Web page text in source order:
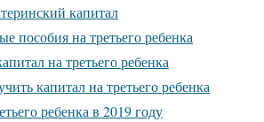
капитал
пособия на третьего ребенка
на третьего ребенка
капитал на третьего ребенка
ребенка в 2019 году